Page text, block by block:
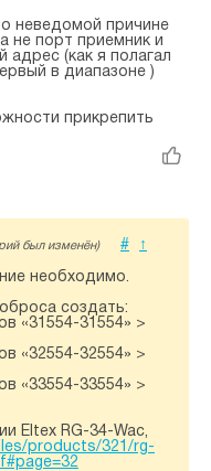
неведомой причине
не порт приемник и
адрес (как я полагал
в диапазоне )
прикрепить
был изменён) # ↑
необходимо.
создать:
«31554-31554» >
«32554-32554» >
«33554-33554» >
Eltex RG-34-Wac,
products/321/rg-